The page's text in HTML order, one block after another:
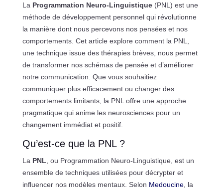
La Programmation Neuro-Linguistique(PNL) est une
méthode de développement personnel qui révolutionne
la manière dont nous percevons nos pensées et nos
comportements. Cet article explore comment la PNL,
une technique issue des thérapies brèves, nous permet
de transformer nos schémas de pensée et d’améliorer
notre communication. Que vous souhaitiez
communiquer plus efficacement ou changer des
comportements limitants, la PNL offre une approche
pragmatique qui anime les neurosciences pour un
changement immédiat et positif.
Qu’est-ce que la PNL ?
La PNL , ou Programmation Neuro-Linguistique, est un
ensemble de techniques utilisées pour décrypter et
influencer nos modèles mentaux. Selon Medoucine, la